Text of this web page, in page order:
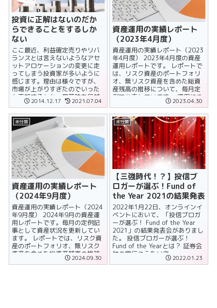
投資に正解はないのだか
らできることをするしか
ない
ここ最近、利益確定売りやリバ
ランスとは言えないようなアセ
ットアロケーションの変更に走
ってしまう投資家が多いように
感じます。理由は様々ですが、
市場が上がりすぎたのでいった
ん売却するとか、暴落時を見越
して現金を確保したいとか、そ
んな方が大半でし......
2014.12.17 2021.07.04
資産運用の実績レポート
（2023年4月度）
資産運用の実績レポート（2023
年4月度） 2023年4月度の資産
運用レポートです。 レポートで
は、リスク資産のポートフォリ
オ、無リスク資産を含めた総資
産残高の推移について、毎月定
例で公表しています。 運用につ
いては自動積立設定を放置......
2023.04.30
未分類
資産運用の実績レポート
（2024年9月度）
資産運用の実績レポート（2024
年9月度） 2024年9月の資産運
用レポートです。毎月の定例記
事として資産状況を更新してい
ます。 レポートでは、リスク資
産のポートフォリオ、無リスク
資産を含めた総資産残高の推移
について、公表しています。 ......
2024.09.30
未分類
【三強時代！？】投信ブ
ロガーが選ぶ！Fund of
the Year 2021の結果発表
2022年1月22日、オンラインイ
ベントにおいて、「投信ブロガ
ーが選ぶ！ Fund of the Year
2021」の結果発表会がありまし
た。 投信ブロガーが選ぶ！
Fund of the Yearとは？ 証券会
社の宣伝やうたい文......2022.01.23